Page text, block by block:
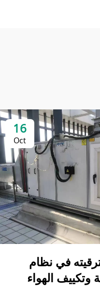
16
Oct
في نظام
وتكييف الهواء